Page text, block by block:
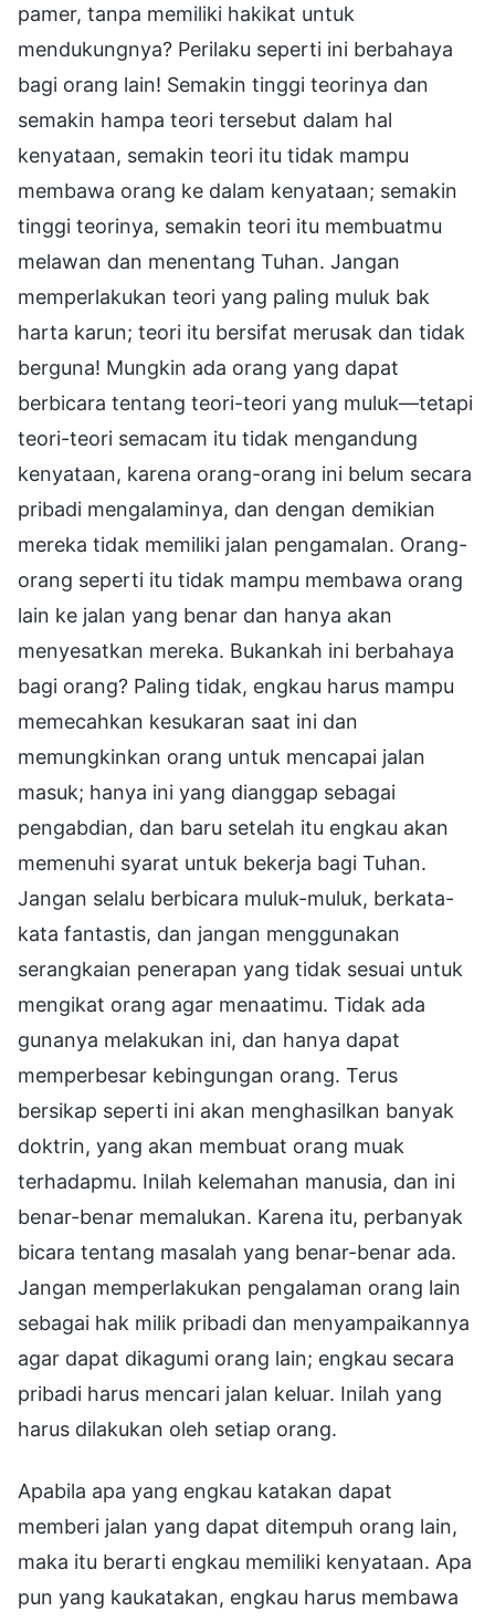
pamer, tanpa memiliki hakikat untuk
mendukungnya? Perilaku seperti ini berbahaya
bagi orang lain! Semakin tinggi teorinya dan
semakin hampa teori tersebut dalam hal
kenyataan, semakin teori itu tidak mampu
membawa orang ke dalam kenyataan; semakin
tinggi teorinya, semakin teori itu membuatmu
melawan dan menentang Tuhan. Jangan
memperlakukan teori yang paling muluk bak
harta karun; teori itu bersifat merusak dan tidak
berguna! Mungkin ada orang yang dapat
berbicara tentang teori-teori yang muluk—tetapi
teori-teori semacam itu tidak mengandung
kenyataan, karena orang-orang ini belum secara
pribadi mengalaminya, dan dengan demikian
mereka tidak memiliki jalan pengamalan. Orang-
orang seperti itu tidak mampu membawa orang
lain ke jalan yang benar dan hanya akan
menyesatkan mereka. Bukankah ini berbahaya
bagi orang? Paling tidak, engkau harus mampu
memecahkan kesukaran saat ini dan
memungkinkan orang untuk mencapai jalan
masuk; hanya ini yang dianggap sebagai
pengabdian, dan baru setelah itu engkau akan
memenuhi syarat untuk bekerja bagi Tuhan.
Jangan selalu berbicara muluk-muluk, berkata-
kata fantastis, dan jangan menggunakan
serangkaian penerapan yang tidak sesuai untuk
mengikat orang agar menaatimu. Tidak ada
gunanya melakukan ini, dan hanya dapat
memperbesar kebingungan orang. Terus
bersikap seperti ini akan menghasilkan banyak
doktrin, yang akan membuat orang muak
terhadapmu. Inilah kelemahan manusia, dan ini
benar-benar memalukan. Karena itu, perbanyak
bicara tentang masalah yang benar-benar ada.
Jangan memperlakukan pengalaman orang lain
sebagai hak milik pribadi dan menyampaikannya
agar dapat dikagumi orang lain; engkau secara
pribadi harus mencari jalan keluar. Inilah yang
harus dilakukan oleh setiap orang.
Apabila apa yang engkau katakan dapat
memberi jalan yang dapat ditempuh orang lain,
maka itu berarti engkau memiliki kenyataan. Apa
pun yang kaukatakan, engkau harus membawa